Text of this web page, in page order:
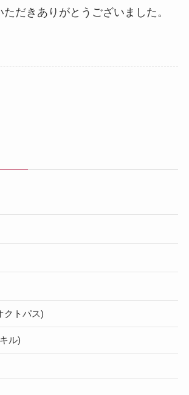
だきありがとうございました。
クトパス)
ル)